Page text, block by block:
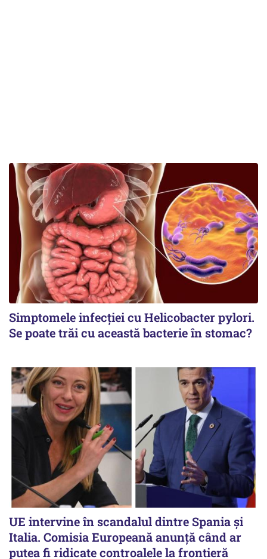
Simptomele infecției cu Helicobacter pylori.
Se poate trăi cu această bacterie în stomac?
UE intervine în scandalul dintre Spania și
Italia. Comisia Europeană anunță când ar
putea fi ridicate controalele la frontieră